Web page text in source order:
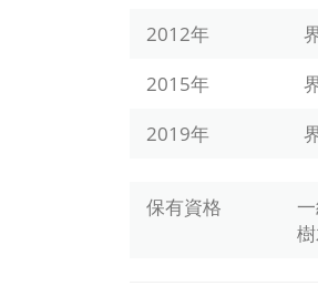
2012年 界出
2015年 界鬼怒
2019年 界鬼怒
保有資格 一級
樹木